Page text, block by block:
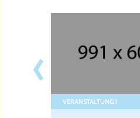
Prev
VERANSTALTUNG 1